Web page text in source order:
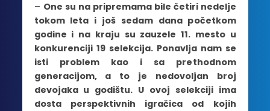
– One su na pripremama bile četiri nedelje
tokom leta i još sedam dana početkom
godine i na kraju su zauzele 11. mesto u
konkurenciji 19 selekcija. Ponavlja nam se
isti problem kao i sa prethodnom
generacijom, a to je nedovoljan broj
devojaka u godištu. U ovoj selekciji ima
dosta perspektivnih igračica od kojih